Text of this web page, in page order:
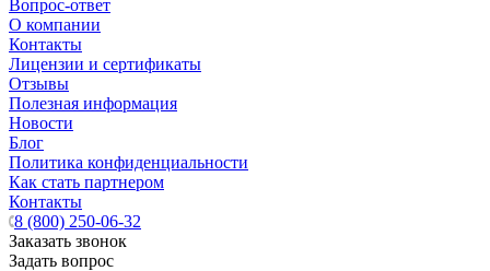
Вопрос-ответ
О компании
Контакты
Лицензии и сертификаты
Отзывы
Полезная информация
Новости
Блог
Политика конфиденциальности
Как стать партнером
Контакты
8 (800) 250-06-32
Заказать звонок
Задать вопрос